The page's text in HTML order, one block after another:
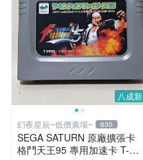
八成新
幻夜星辰~低價廣場~ 630
SEGA SATURN 原廠擴張卡
格鬥天王95 專用加速卡 T-31